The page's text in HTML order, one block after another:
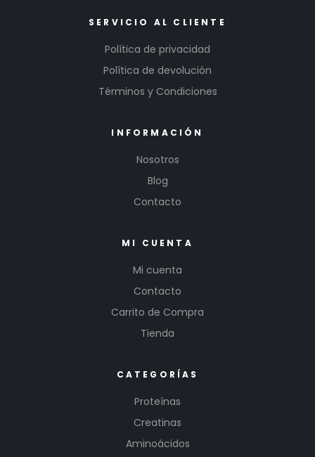
SERVICIO AL CLIENTE
Política de privacidad
Política de devolución
Términos y Condiciones
INFORMACIÓN
Nosotros
Blog
Contacto
MI CUENTA
Mi cuenta
Contacto
Carrito de Compra
Tienda
CATEGORÍAS
Proteínas
Creatinas
Aminoácidos